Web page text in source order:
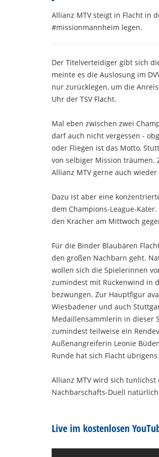
Allianz MTV steigt in Flacht in
#missionmannheim legen.
Der Titelverteidiger gibt sich
meinte es die Auslosung im
nur zurücklegen, um die
Uhr der TSV Flacht.
Mal eben zwischen zwei
darf auch nicht vergessen -
oder Fliegen ist das Motto,
von selbiger Mission träumen.
Allianz MTV gerne auch
Dazu ist aber eine
dem Champions-League-
den Kracher am Mittwoch
Für die Binder Blaubären
den großen Nachbarn geht.
wollen sich die Spielerinnen
zumindest mit Rückenwind in
bezwungen. Zur Hauptfigur
Wiesbadener und auch
Medaillensammlerin in dieser
zumindest teilweise ein
Außenangreiferin Leonie
Runde hat sich Flacht
Allianz MTV wird sich
Nachbarschafts-Duell
Live im kostenlosen